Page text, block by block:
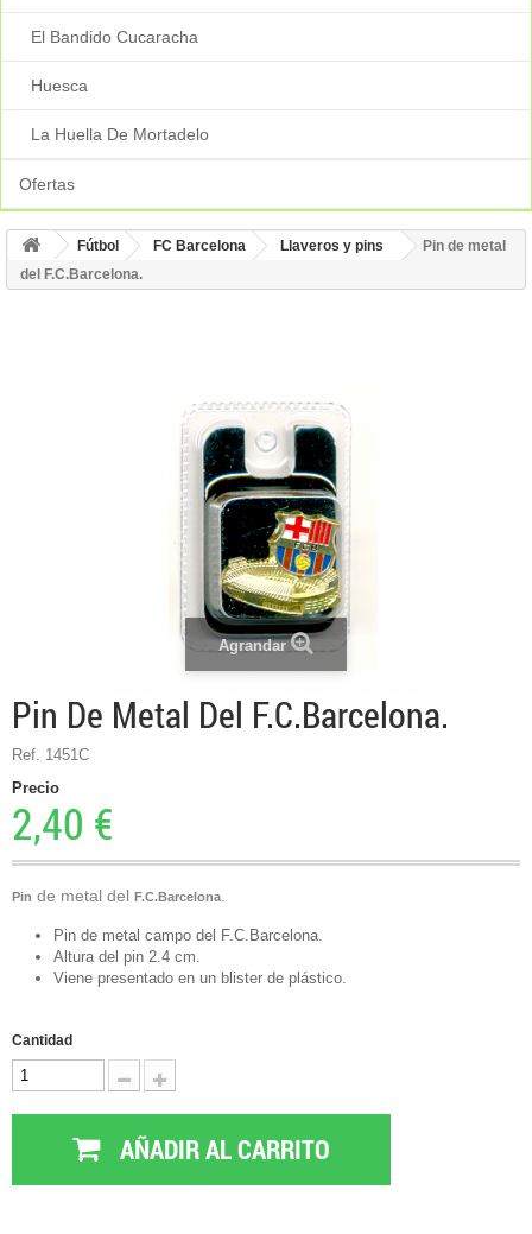
El Bandido Cucaracha
Huesca
La Huella De Mortadelo
Ofertas
Fútbol FC Barcelona Llaveros y pins
Pin de metal
del F.C.Barcelona.
Agrandar
Pin De Metal Del F.C.Barcelona.
Ref. 1451C
Precio
2,40 €
Pin de metal del F.C.Barcelona.
Pin de metal campo del F.C.Barcelona.
Altura del pin 2.4 cm.
Viene presentado en un blister de plástico.
Cantidad
AÑADIR AL CARRITO